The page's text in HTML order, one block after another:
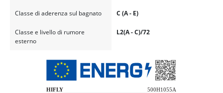
Classe di aderenza sul bagnato C (A - E)
Classe e livello di rumore
esterno
L2(A - C)/72